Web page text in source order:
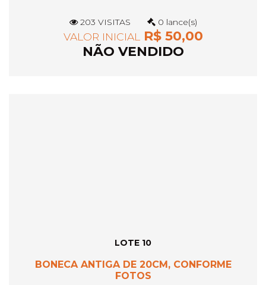
203 VISITAS 0 lance(s)
VALOR INICIAL R$ 50,00
NÃO VENDIDO
LOTE 10
BONECA ANTIGA DE 20CM, CONFORME
FOTOS